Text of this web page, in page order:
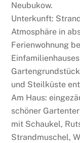
Neubukow.
Unterkunft:
Atmosphäre in
Ferienwohnung
und Steilküste
Am Haus:
schöner
mit Schaukel,
Strandmuschel,